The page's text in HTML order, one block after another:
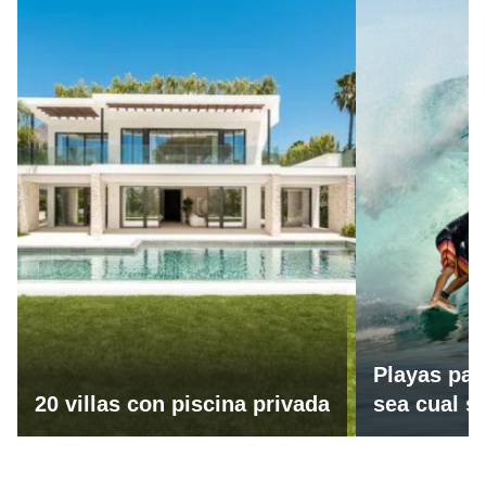
20 villas con piscina privada
Playas
sea cual